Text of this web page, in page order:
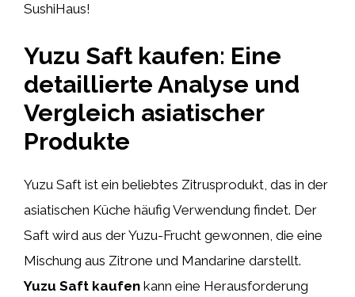
SushiHaus!
Yuzu Saft kaufen: Eine
detaillierte Analyse und
Vergleich asiatischer
Produkte
Yuzu Saft ist ein beliebtes Zitrusprodukt, das in der
asiatischen Küche häufig Verwendung findet. Der
Saft wird aus der Yuzu-Frucht gewonnen, die eine
Mischung aus Zitrone und Mandarine darstellt.
Yuzu Saft kaufen kann eine Herausforderung